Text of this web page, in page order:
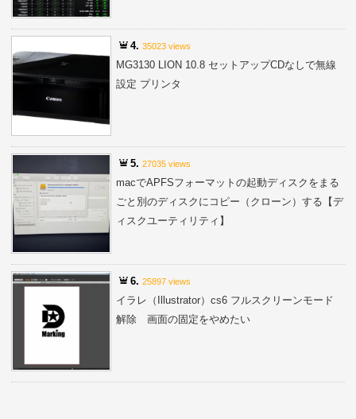
4.35023 views
MG3130 LION 10.8 セットアップCDなしで無線
設定 プリンタ
5.27035 views
macでAPFSフォーマットの起動ディスクをまる
ごと別のディスクにコピー（クローン）する【デ
ィスクユーティリティ】
6.25897 views
イラレ（Illustrator）cs6 フルスクリーンモード
解除 画面の固定をやめたい